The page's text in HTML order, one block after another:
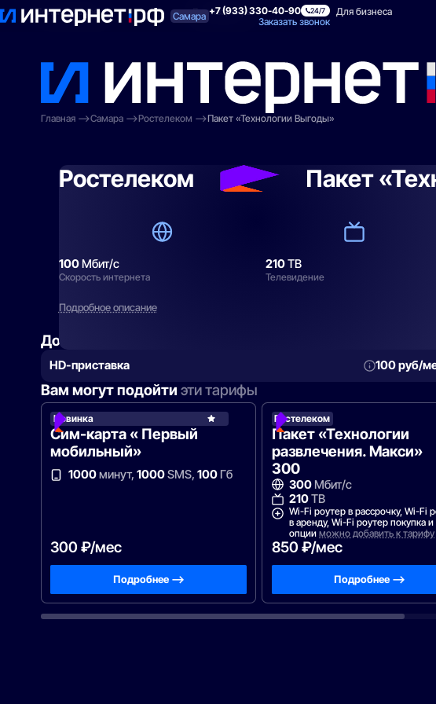
Самара +7 (933) 330-40-90 24/7
Заказать звонок
Поиск по адресу Для квартиры Для бизнеса
Главная
Самара Ростелеком Пакет «Технологии Выгоды»
Ростелеком Пакет
100Мбит/с
Скорость интернета
210ТВ
Телевидение
Подробное описание
Добавить
HD-приставка 100 руб/
Вам могут подойти эти тарифы
Новинка Ростелеком
Сим-карта « Первый
мобильный»
1000минут, 1000SMS, 100Гб
300 ₽/мес
Подробнее —>
Ростелеком
Пакет «Технологии
развлечения. Макси»
300
300 Мбит/с
210ТВ
Wi-Fi роутер в рассрочку, Wi-Fi
в аренду, Wi-Fi роутер покупка
опции можно добавить к тарифу
850 ₽/мес
Подробнее —>